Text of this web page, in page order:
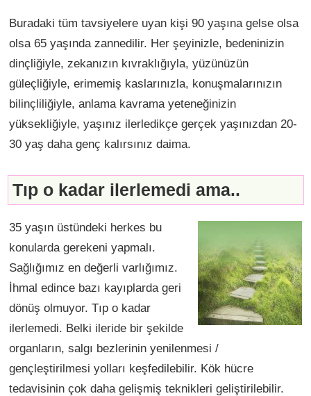
Buradaki tüm tavsiyelere uyan kişi 90 yaşına gelse olsa
olsa 65 yaşında zannedilir. Her şeyinizle, bedeninizin
dinçliğiyle, zekanızın kıvraklığıyla, yüzünüzün
güleçliğiyle, erimemiş kaslarınızla, konuşmalarınızın
bilinçliliğiyle, anlama kavrama yeteneğinizin
yüksekliğiyle, yaşınız ilerledikçe gerçek yaşınızdan 20-
30 yaş daha genç kalırsınız daima.
Tıp o kadar ilerlemedi ama..
35 yaşın üstündeki herkes bu
konularda gerekeni yapmalı.
Sağlığımız en değerli varlığımız.
İhmal edince bazı kayıplarda geri
dönüş olmuyor. Tıp o kadar
ilerlemedi. Belki ileride bir şekilde
organların, salgı bezlerinin yenilenmesi /
gençleştirilmesi yolları keşfedilebilir. Kök hücre
tedavisinin çok daha gelişmiş teknikleri geliştirilebilir.